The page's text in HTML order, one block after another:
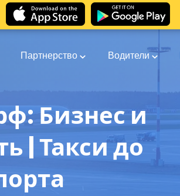
Партнерство Водители
Бизнес и
| Такси до